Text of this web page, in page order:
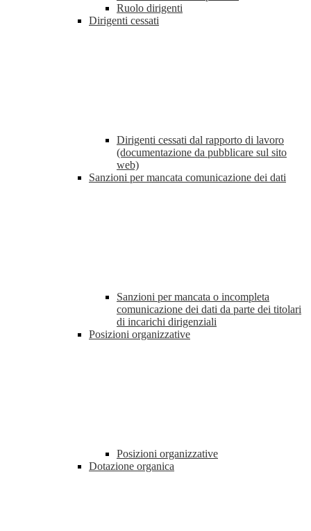
Ruolo dirigenti
Dirigenti cessati
Dirigenti cessati dal rapporto di lavoro
(documentazione da pubblicare sul sito
web)
Sanzioni per mancata comunicazione dei dati
Sanzioni per mancata o incompleta
comunicazione dei dati da parte dei titolari
di incarichi dirigenziali
Posizioni organizzative
Posizioni organizzative
Dotazione organica